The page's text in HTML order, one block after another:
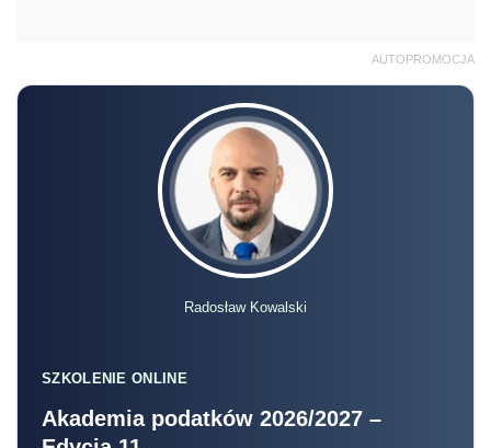
AUTOPROMOCJA
Radosław Kowalski
SZKOLENIE ONLINE
Akademia podatków 2026/2027 –